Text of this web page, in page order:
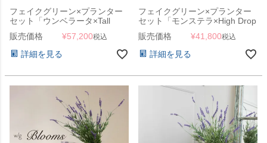
フェイクグリーン×プランター
セット「ウンベラータ×Tall
Square w/g」[高さ175cm・人
工樹木・人工観葉植物]
販売価格 ¥57,200税込
詳細を見る
フェイクグリーン×プランター
セット「モンステラ×High Drop
Round w/g」[高さ135cm・人工
樹木・人工観葉植物]
販売価格 ¥41,800税込
詳細を見る